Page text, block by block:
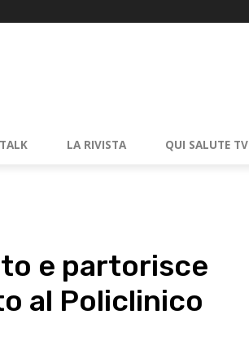
LA RIVISTA QUI SALUTE TV
e partorisce
al Policlinico